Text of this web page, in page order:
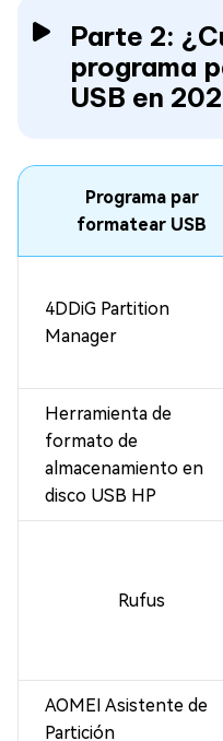
Parte 2:
programa
USB en
Programa par
formatear USB
4DDiG Partition
Manager
Herramienta de
formato de
almacenamiento en
disco USB HP
Rufus
AOMEI Asistente de
Partición